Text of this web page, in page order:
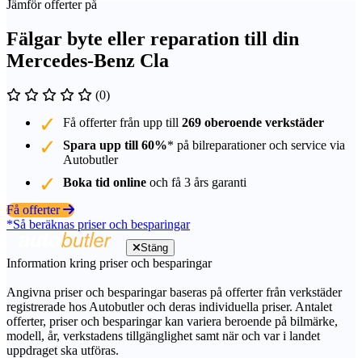
Jämför offerter på
Fälgar byte eller reparation till din
Mercedes-Benz Cla
(0)
Få offerter från upp till 269 oberoende verkstäder
Spara upp till 60%* på bilreparationer och service via
Autobutler
Boka tid online och få 3 års garanti
Få offerter
*Så beräknas priser och besparingar
Stäng
Information kring priser och besparingar
Angivna priser och besparingar baseras på offerter från verkstäder
registrerade hos Autobutler och deras individuella priser. Antalet
offerter, priser och besparingar kan variera beroende på bilmärke,
modell, år, verkstadens tillgänglighet samt när och var i landet
uppdraget ska utföras.